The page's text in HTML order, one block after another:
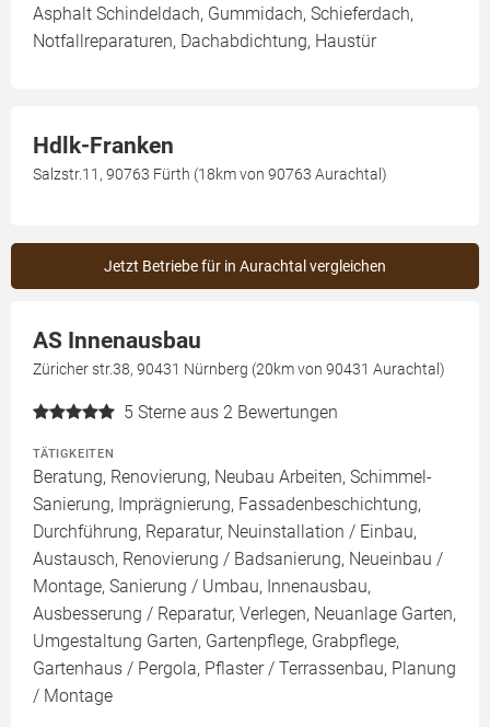
Asphalt Schindeldach, Gummidach, Schieferdach,
Notfallreparaturen, Dachabdichtung, Haustür
Hdlk-Franken
Salzstr.11, 90763 Fürth (18km von 90763 Aurachtal)
Jetzt Betriebe für in Aurachtal vergleichen
AS Innenausbau
Züricher str.38, 90431 Nürnberg (20km von 90431 Aurachtal)
5 Sterne aus 2 Bewertungen
TÄTIGKEITEN
Beratung, Renovierung, Neubau Arbeiten, Schimmel-
Sanierung, Imprägnierung, Fassadenbeschichtung,
Durchführung, Reparatur, Neuinstallation / Einbau,
Austausch, Renovierung / Badsanierung, Neueinbau /
Montage, Sanierung / Umbau, Innenausbau,
Ausbesserung / Reparatur, Verlegen, Neuanlage Garten,
Umgestaltung Garten, Gartenpflege, Grabpflege,
Gartenhaus / Pergola, Pflaster / Terrassenbau, Planung
/ Montage